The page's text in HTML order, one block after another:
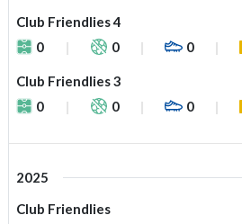
Club Friendlies 4
0
0 0
Club Friendlies 3
0
0 0
2025
Club Friendlies